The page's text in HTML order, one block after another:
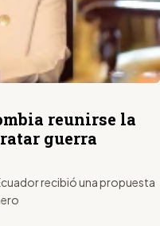
reunirse la
guerra
recibió una propuesta